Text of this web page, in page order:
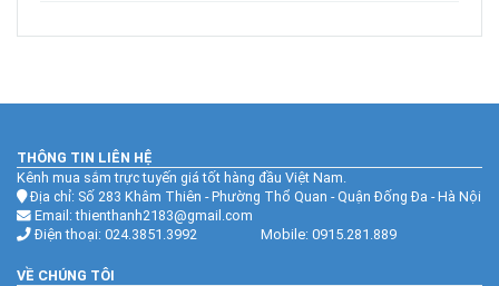
THÔNG TIN LIÊN HỆ
Kênh mua sắm trực tuyến giá tốt hàng đầu Việt Nam.
Địa chỉ: Số 283 Khâm Thiên - Phường Thổ Quan - Quận Đống Đa - Hà Nội
Email: thienthanh2183@gmail.com
Điện thoại: 024.3851.3992 Mobile: 0915.281.889
VỀ CHÚNG TÔI